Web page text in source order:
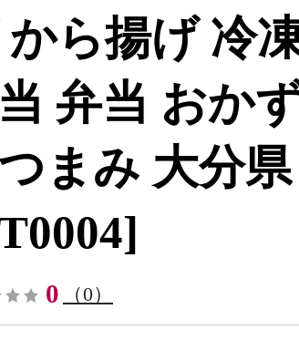
から揚げ 冷
弁当 おか
まみ 大分
0 （0）